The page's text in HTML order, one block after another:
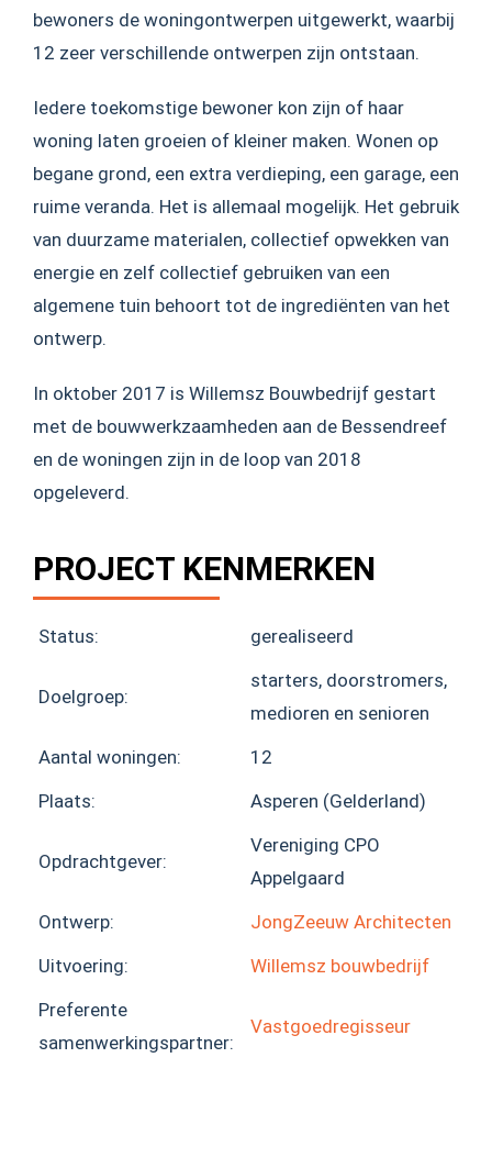
bewoners de woningontwerpen uitgewerkt, waarbij
12 zeer verschillende ontwerpen zijn ontstaan.
Iedere toekomstige bewoner kon zijn of haar
woning laten groeien of kleiner maken. Wonen op
begane grond, een extra verdieping, een garage, een
ruime veranda. Het is allemaal mogelijk. Het gebruik
van duurzame materialen, collectief opwekken van
energie en zelf collectief gebruiken van een
algemene tuin behoort tot de ingrediënten van het
ontwerp.
In oktober 2017 is Willemsz Bouwbedrijf gestart
met de bouwwerkzaamheden aan de Bessendreef
en de woningen zijn in de loop van 2018
opgeleverd.
PROJECT KENMERKEN
Status: gerealiseerd
Doelgroep:
starters, doorstromers,
medioren en senioren
Aantal woningen:
12
Plaats:
Asperen (Gelderland)
Opdrachtgever:
Vereniging CPO
Appelgaard
Ontwerp:
JongZeeuw Architecten
Uitvoering:
Willemsz bouwbedrijf
Preferente
samenwerkingspartner:
Vastgoedregisseur